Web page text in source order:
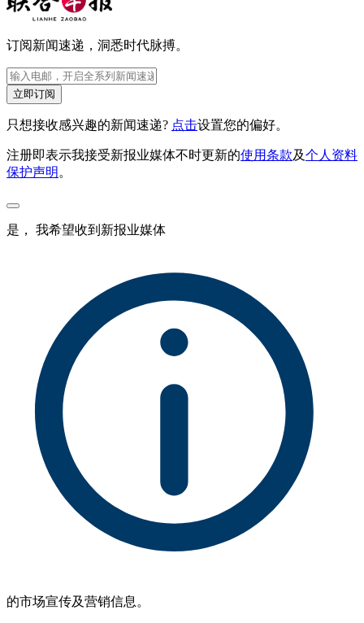
订阅新闻速递，洞悉时代脉搏。
立即订阅
只想接收感兴趣的新闻速递? 点击设置您的偏好。
注册即表示我接受新报业媒体不时更新的使用条款及个人资料
保护声明 。
是， 我希望收到新报业媒体
的市场宣传及营销信息。